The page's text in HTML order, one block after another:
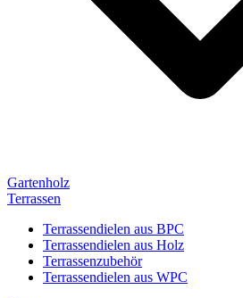
Gartenholz
Terrassen
Terrassendielen aus BPC
Terrassendielen aus Holz
Terrassenzubehör
Terrassendielen aus WPC